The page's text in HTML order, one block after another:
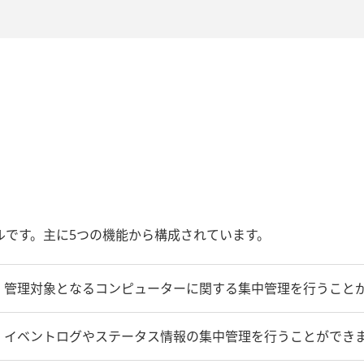
す。主に5つの機能から構成されています。
管理対象となるコンピューターに関する集中管理を行うこと
イベントログやステータス情報の集中管理を行うことができま